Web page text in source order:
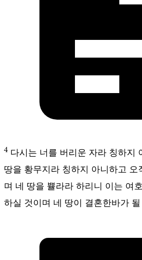
4 다시는 너를 버리운 자라 칭하지
땅을 황무지라 칭하지 아니하고 오
며 네 땅을 쁄라라 하리니 이는 여
하실 것이며 네 땅이 결혼한바가